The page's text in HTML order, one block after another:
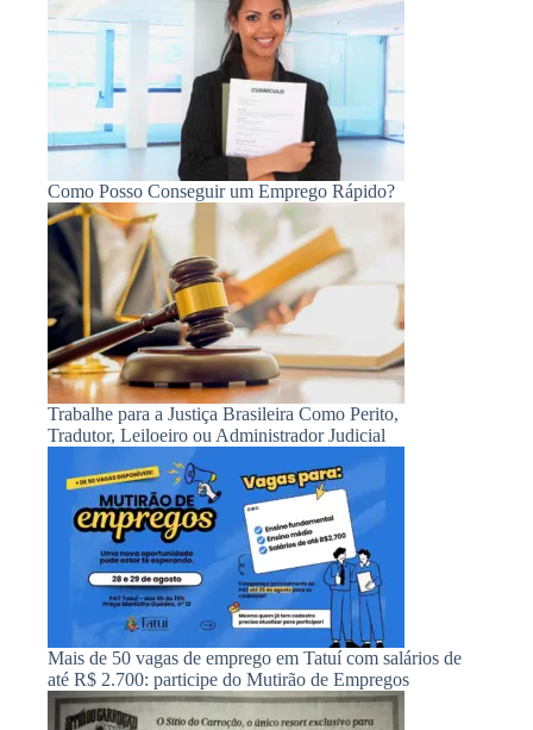
Como Posso Conseguir um Emprego Rápido?
Trabalhe para a Justiça Brasileira Como Perito,
Tradutor, Leiloeiro ou Administrador Judicial
Mais de 50 vagas de emprego em Tatuí com salários de
até R$ 2.700: participe do Mutirão de Empregos